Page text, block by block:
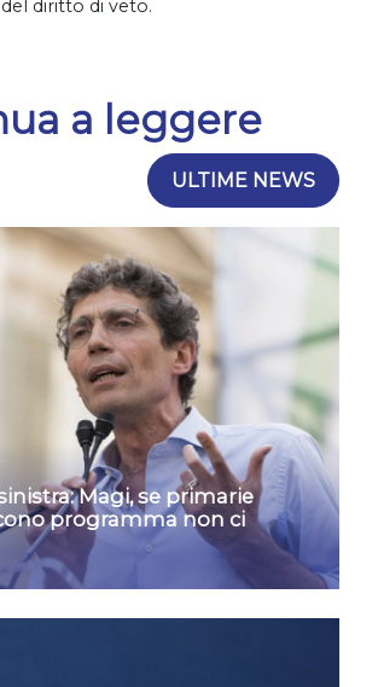
diritto di veto.
a leggere
ULTIME NEWS
Magi, se primarie
programma non ci